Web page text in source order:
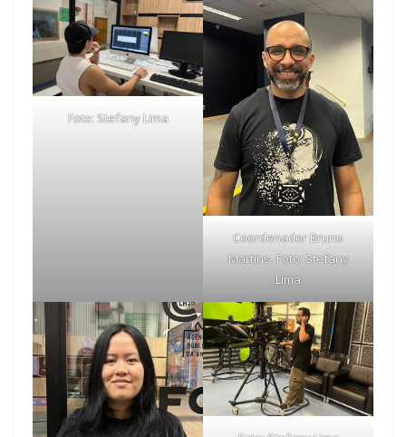
Foto: Stefany Lima
Coordenador Bruno
Martins- Foto: Stefany
Lima